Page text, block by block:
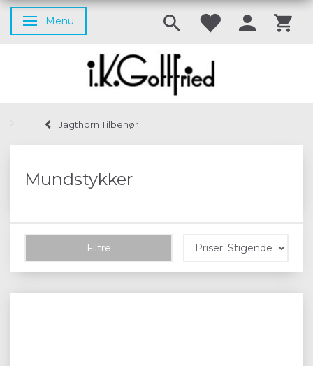
Skifte navigation
Menu
Jagthorn Tilbehør
Mundstykker
Filtre